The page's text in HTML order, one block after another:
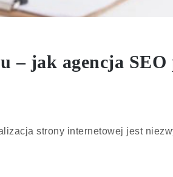
– jak agencja SEO
strony internetowej jest